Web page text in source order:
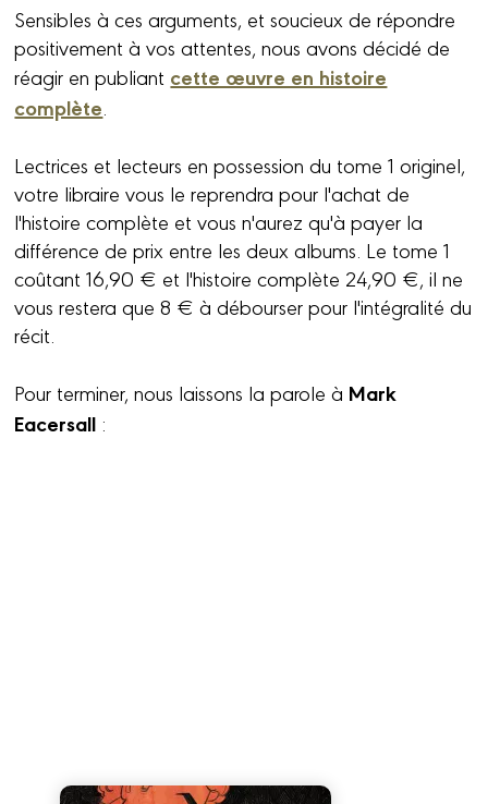
Sensibles à ces arguments, et soucieux de répondre
positivement à vos attentes, nous avons décidé de
réagir en publiant cette œuvre en histoire
complète
Lectrices et lecteurs en possession du tome 1 originel,
votre libraire vous le reprendra pour l'achat de
l'histoire complète et vous n'aurez qu'à payer la
différence de prix entre les deux albums. Le tome 1
coûtant 16,90 € et l'histoire complète 24,90 €, il ne
vous restera que 8 € à débourser pour l'intégralité du
récit.
Pour terminer, nous laissons la parole à Mark
Eacersall :